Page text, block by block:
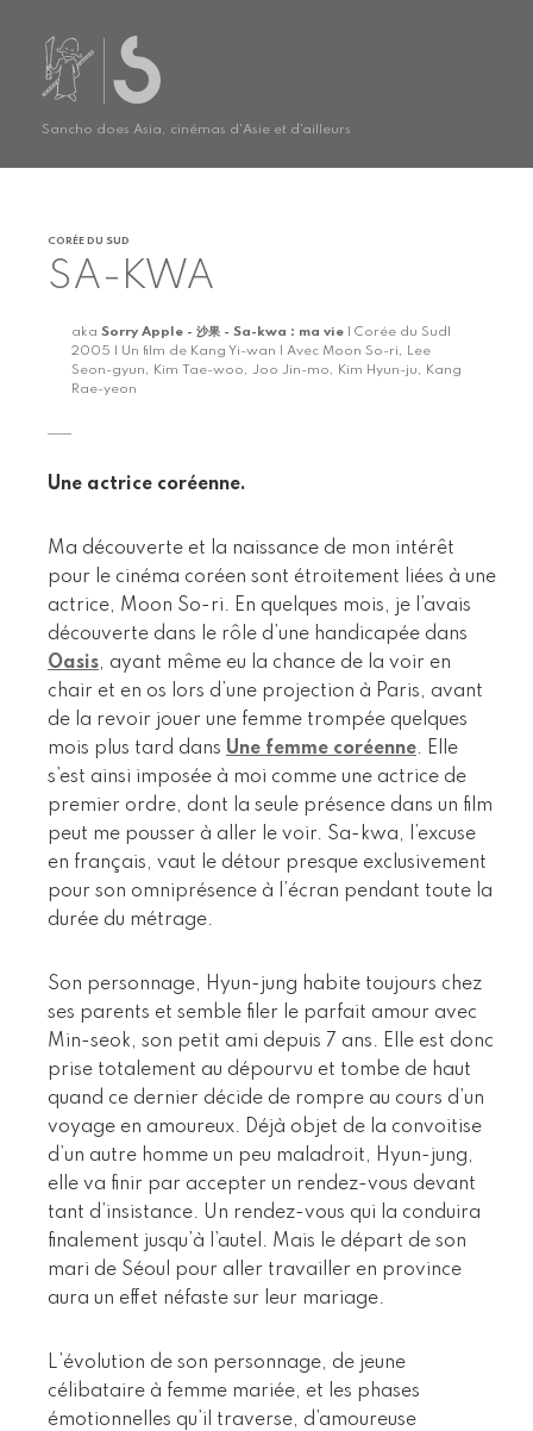
Sancho does Asia, cinémas d'Asie et d'ailleurs
CORÉE DU SUD
SA-KWA
aka Sorry Apple - 沙果 - Sa-kwa : ma vie | Corée du Sud|
2005 | Un film de Kang Yi-wan | Avec Moon So-ri, Lee
Seon-gyun, Kim Tae-woo, Joo Jin-mo, Kim Hyun-ju, Kang
Rae-yeon
Une actrice coréenne.
Ma découverte et la naissance de mon intérêt
pour le cinéma coréen sont étroitement liées à une
actrice, Moon So-ri. En quelques mois, je l’avais
découverte dans le rôle d’une handicapée dans
Oasis, ayant même eu la chance de la voir en
chair et en os lors d’une projection à Paris, avant
de la revoir jouer une femme trompée quelques
mois plus tard dans Une femme coréenne. Elle
s’est ainsi imposée à moi comme une actrice de
premier ordre, dont la seule présence dans un film
peut me pousser à aller le voir. Sa-kwa, l’excuse
en français, vaut le détour presque exclusivement
pour son omniprésence à l’écran pendant toute la
durée du métrage.
Son personnage, Hyun-jung habite toujours chez
ses parents et semble filer le parfait amour avec
Min-seok, son petit ami depuis 7 ans. Elle est donc
prise totalement au dépourvu et tombe de haut
quand ce dernier décide de rompre au cours d’un
voyage en amoureux. Déjà objet de la convoitise
d’un autre homme un peu maladroit, Hyun-jung,
elle va finir par accepter un rendez-vous devant
tant d’insistance. Un rendez-vous qui la conduira
finalement jusqu’à l’autel. Mais le départ de son
mari de Séoul pour aller travailler en province
aura un effet néfaste sur leur mariage.
L’évolution de son personnage, de jeune
célibataire à femme mariée, et les phases
émotionnelles qu’il traverse, d’amoureuse